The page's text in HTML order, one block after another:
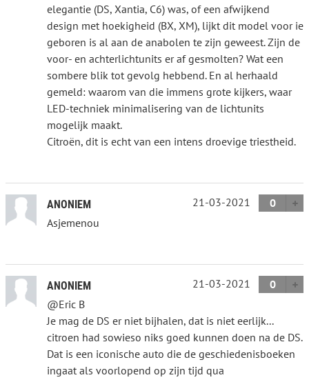
elegantie (DS, Xantia, C6) was, of een afwijkend
design met hoekigheid (BX, XM), lijkt dit model voor ie
geboren is al aan de anabolen te zijn geweest. Zijn de
voor- en achterlichtunits er af gesmolten? Wat een
sombere blik tot gevolg hebbend. En al herhaald
gemeld: waarom van die immens grote kijkers, waar
LED-techniek minimalisering van de lichtunits
mogelijk maakt.
Citroën, dit is echt van een intens droevige triestheid.
ANONIEM 21-03-2021
0
Asjemenou
ANONIEM 21-03-2021
0
@Eric B
Je mag de DS er niet bijhalen, dat is niet eerlijk...
citroen had sowieso niks goed kunnen doen na de DS.
Dat is een iconische auto die de geschiedenisboeken
ingaat als voorlopend op zijn tijd qua